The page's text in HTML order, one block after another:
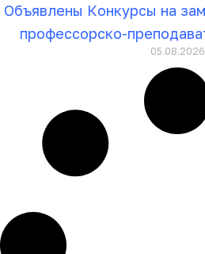
Объявлены Конкурсы на
профессорско-
05.08.2026